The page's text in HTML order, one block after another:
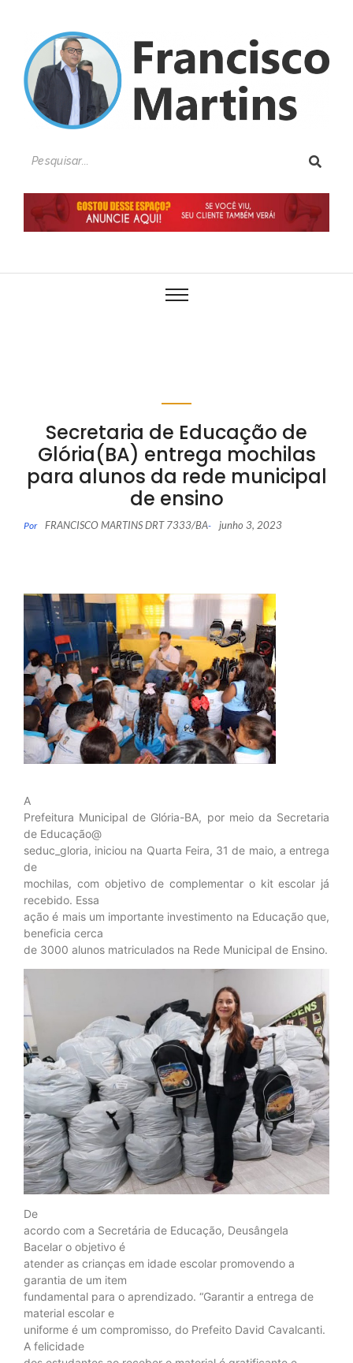
Secretaria de Educação de
Glória(BA) entrega mochilas
para alunos da rede municipal
de ensino
Por FRANCISCO MARTINS DRT 7333/BA- junho 3, 2023
A
Prefeitura Municipal de Glória-BA, por meio da Secretaria
de Educação@
seduc_gloria, iniciou na Quarta Feira, 31 de maio, a entrega
de
mochilas, com objetivo de complementar o kit escolar já
recebido. Essa
ação é mais um importante investimento na Educação que,
beneficia cerca
de 3000 alunos matriculados na Rede Municipal de Ensino.
De
acordo com a Secretária de Educação, Deusângela
Bacelar o objetivo é
atender as crianças em idade escolar promovendo a
garantia de um item
fundamental para o aprendizado. “Garantir a entrega de
material escolar e
uniforme é um compromisso, do Prefeito David Cavalcanti.
A felicidade